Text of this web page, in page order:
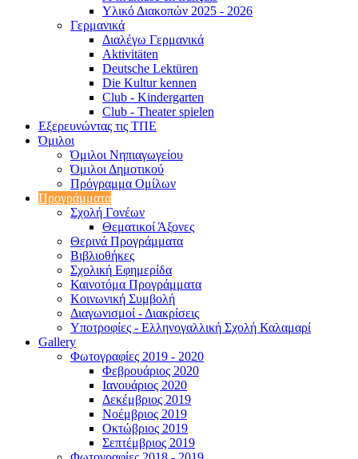
Υλικό Διακοπών 2025 - 2026
Γερμανικά
Διαλέγω Γερμανικά
Aktivitäten
Deutsche Lektüren
Die Kultur kennen
Club - Kindergarten
Club - Theater spielen
Εξερευνώντας τις ΤΠΕ
Όμιλοι
Όμιλοι Νηπιαγωγείου
Όμιλοι Δημοτικού
Πρόγραμμα Ομίλων
Προγράμματα
Σχολή Γονέων
Θεματικοί Άξονες
Θερινά Προγράμματα
Βιβλιοθήκες
Σχολική Εφημερίδα
Καινοτόμα Προγράμματα
Κοινωνική Συμβολή
Διαγωνισμοί - Διακρίσεις
Υποτροφίες - Ελληνογαλλική Σχολή Καλαμαρί
Gallery
Φωτογραφίες 2019 - 2020
Φεβρουάριος 2020
Ιανουάριος 2020
Δεκέμβριος 2019
Νοέμβριος 2019
Οκτώβριος 2019
Σεπτέμβριος 2019